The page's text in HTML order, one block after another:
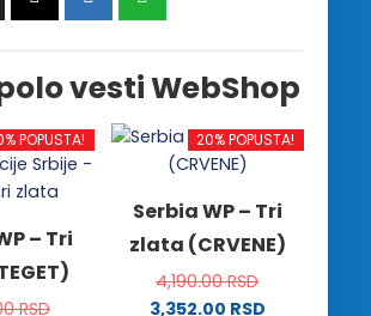
vesti WebShop
POPUSTA!
– Tri
RSD
20% POPUSTA!
Serbia WP – Tri
zlata (CRVENE)
4,190.00RSD
3,352.00 RSD